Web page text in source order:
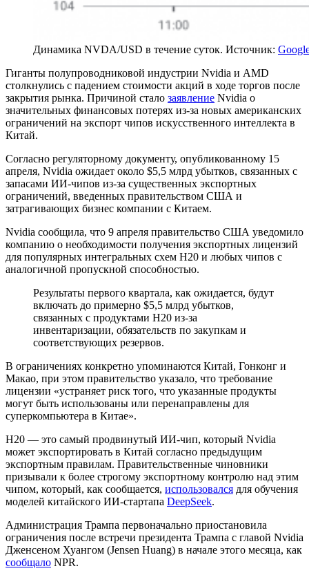
Динамика NVDA/USD в течение суток. Источник:
Гиганты полупроводниковой индустрии Nvidia и AMD
столкнулись с падением стоимости акций в ходе торгов после
закрытия рынка. Причиной стало заявление Nvidia о
значительных финансовых потерях из-за новых американских
ограничений на экспорт чипов искусственного интеллекта в
Китай.
Согласно регуляторному документу, опубликованному 15
апреля, Nvidia ожидает около $5,5 млрд убытков, связанных с
запасами ИИ-чипов из-за существенных экспортных
ограничений, введенных правительством США и
затрагивающих бизнес компании с Китаем.
Nvidia сообщила, что 9 апреля правительство США уведомило
компанию о необходимости получения экспортных лицензий
для популярных интегральных схем H20 и любых чипов с
аналогичной пропускной способностью.
Результаты первого квартала, как ожидается, будут
включать до примерно $5,5 млрд убытков,
связанных с продуктами H20 из-за
инвентаризации, обязательств по закупкам и
соответствующих резервов.
В ограничениях конкретно упоминаются Китай, Гонконг и
Макао, при этом правительство указало, что требование
лицензии «устраняет риск того, что указанные продукты
могут быть использованы или перенаправлены для
суперкомпьютера в Китае».
H20 — это самый продвинутый ИИ-чип, который Nvidia
может экспортировать в Китай согласно предыдущим
экспортным правилам. Правительственные чиновники
призывали к более строгому экспортному контролю над этим
чипом, который, как сообщается, использовался для обучения
моделей китайского ИИ-стартапа DeepSeek.
Администрация Трампа первоначально приостановила
ограничения после встречи президента Трампа с главой Nvidia
Дженсеном Хуангом (Jensen Huang) в начале этого месяца, как
сообщало NPR.